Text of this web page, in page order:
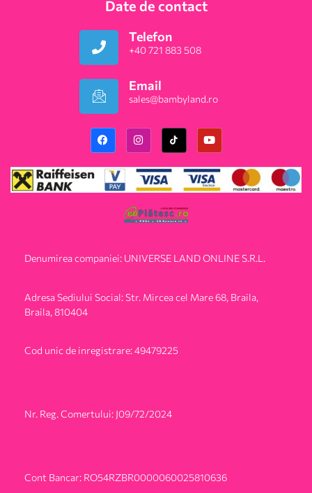
Date de contact
Telefon
+40 721 883 508
Email
sales@bambyland.ro​
Denumirea companiei: UNIVERSE LAND ONLINE S.R.L.
Adresa Sediului Social: Str. Mircea cel Mare 68, Braila,
Braila, 810404
Cod unic de inregistrare: 49479225
Nr. Reg. Comertului: J09/72/2024
Cont Bancar: RO54RZBR0000060025810636